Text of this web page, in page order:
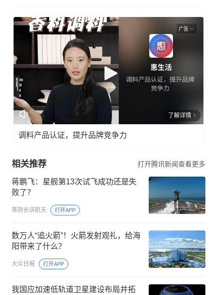
广告
了解详情
调料产品认证，提升品牌竞争力
相关推荐 打开腾讯新闻查看更多
蒋鹏飞：星舰第13次试飞成功还是失
败了？
蒋院长讲航天 打开APP
数万人“追火箭”！火箭发射观礼，给海
阳带来了什么？
大众日报 打开APP
我国应加速低轨道卫星建设布局并拓